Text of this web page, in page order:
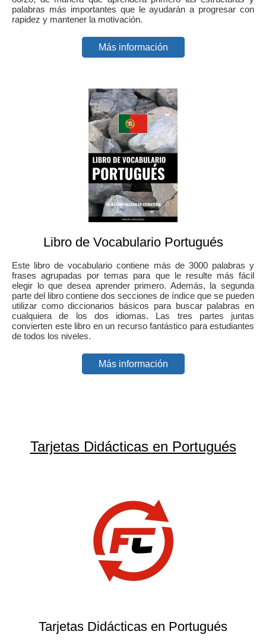
palabras más importantes que le ayudarán a progresar con
rapidez y mantener la motivación.
Más información
Libro de Vocabulario Portugués
Este libro de vocabulario contiene más de 3000 palabras y
frases agrupadas por temas para que le resulte más fácil
elegir lo que desea aprender primero. Además, la segunda
parte del libro contiene dos secciones de índice que se pueden
utilizar como diccionarios básicos para buscar palabras en
cualquiera de los dos idiomas. Las tres partes juntas
convierten este libro en un recurso fantástico para estudiantes
de todos los niveles.
Más información
Tarjetas Didácticas en Portugués
Tarjetas Didácticas en Portugués